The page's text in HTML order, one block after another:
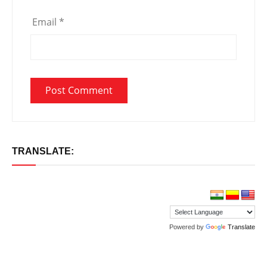
Email *
TRANSLATE:
Powered by Translate